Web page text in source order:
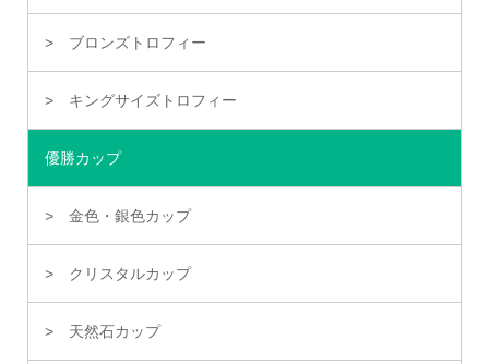
ブロンズトロフィー
キングサイズトロフィー
優勝カップ
金色・銀色カップ
クリスタルカップ
天然石カップ